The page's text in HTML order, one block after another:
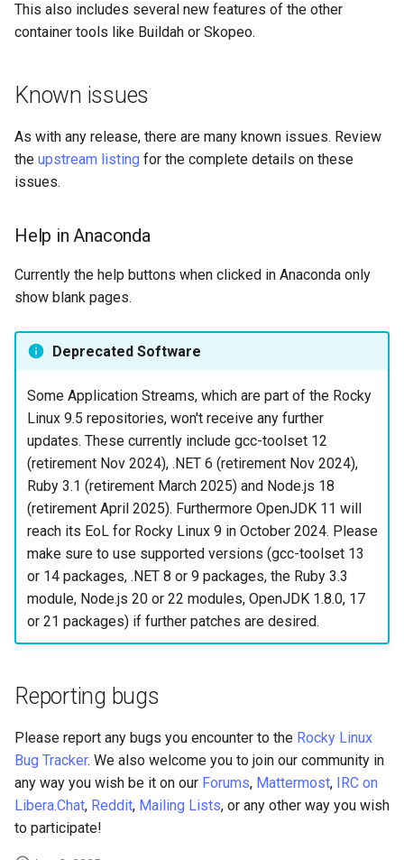
This also includes several new features of the other
container tools like Buildah or Skopeo.
Known issues
As with any release, there are many known issues. Review
the upstream listing for the complete details on these
issues.
Help in Anaconda
Currently the help buttons when clicked in Anaconda only
show blank pages.
Deprecated Software
Some Application Streams, which are part of the Rocky
Linux 9.5 repositories, won't receive any further
updates. These currently include gcc-toolset 12
(retirement Nov 2024), .NET 6 (retirement Nov 2024),
Ruby 3.1 (retirement March 2025) and Node.js 18
(retirement April 2025). Furthermore OpenJDK 11 will
reach its EoL for Rocky Linux 9 in October 2024. Please
make sure to use supported versions (gcc-toolset 13
or 14 packages, .NET 8 or 9 packages, the Ruby 3.3
module, Node.js 20 or 22 modules, OpenJDK 1.8.0, 17
or 21 packages) if further patches are desired.
Reporting bugs
Please report any bugs you encounter to the Rocky Linux
Bug Tracker. We also welcome you to join our community in
any way you wish be it on our Forums, Mattermost, IRC on
Libera.Chat, Reddit, Mailing Lists, or any other way you wish
to participate!